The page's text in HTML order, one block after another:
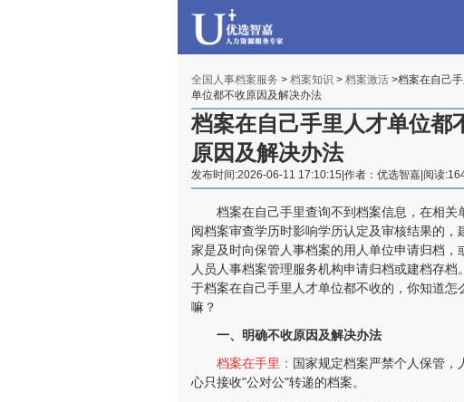
全国人事档案服务 > 档案知识 > 档案激活>档案在自己
单位都不收原因及解决办法
档案在自己手里人才单位都
原因及解决办法
发布时间:2026-06-11 17:10:15|作者：优选智嘉|阅读
档案在自己手里查询不到档案信息，在相关
阅档案审查学历时影响学历认定及审核结果的，
家是及时向保管人事档案的用人单位申请归档，
人员人事档案管理服务机构申请归档或建档存档
于档案在自己手里人才单位都不收的，你知道怎
嘛？
一、明确不收原因及解决办法
档案在手里： 国家规定档案严禁个人保管，
心只接收"公对公"转递的档案。